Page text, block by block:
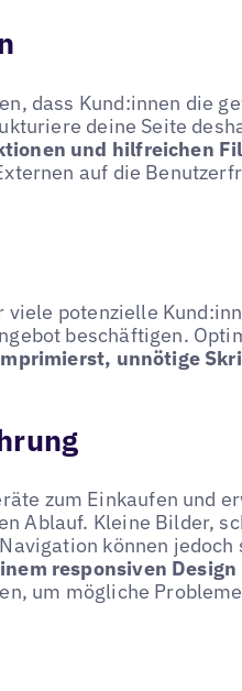
dass Kund:innen die
deine Seite
und hilfreichen
auf die
potenzielle
beschäftigen.
unnötige
zum Einkaufen und
Ablauf. Kleine Bilder,
können jedoch
responsiven Design
um mögliche